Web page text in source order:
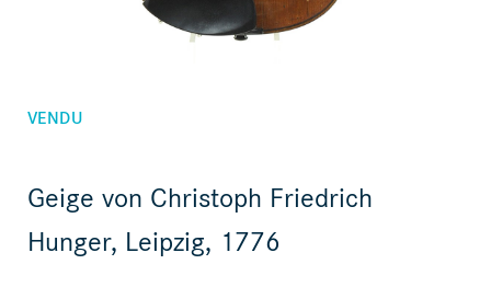
VENDU
Geige von Christoph Friedrich
Hunger, Leipzig, 1776